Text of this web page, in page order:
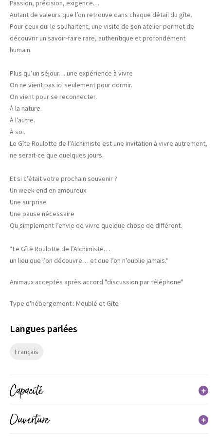
Passion, précision, exigence…
Autant de valeurs que l’on retrouve dans chaque détail du gîte.
Pour ceux qui le souhaitent, une visite de son atelier permet de
découvrir un savoir-faire rare, authentique et profondément
humain.
Plus qu’un séjour… une expérience à vivre
On ne vient pas ici seulement pour dormir.
On vient pour se reconnecter.
À la nature.
À l’autre.
À soi.
Le Gîte Roulotte de l’Alchimiste est une invitation à vivre autrement,
ne serait-ce que quelques jours.
Et si c’était votre prochain souvenir ?
Un week-end en amoureux
Une surprise
Une pause nécessaire
Ou simplement l’envie de vivre quelque chose de différent.
*Le Gîte Roulotte de l’Alchimiste…
un lieu que l’on découvre… et que l’on n’oublie jamais.*
Animaux acceptés après accord "discussion par téléphone"
Type d'hébergement : Meublé et Gîte
Langues parlées
Français
Capacité
1 chambre(s)
Ouverture